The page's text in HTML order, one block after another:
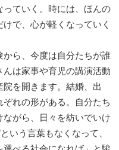
ていく。時には、ほんの
で、心が軽くなっていく
ら、今度は自分たちが誰
は家事や育児の講演活動
を開きます。結婚、出
れの形がある。自分たち
がら、日々を紡いでいけ
いう言葉もなくなって、